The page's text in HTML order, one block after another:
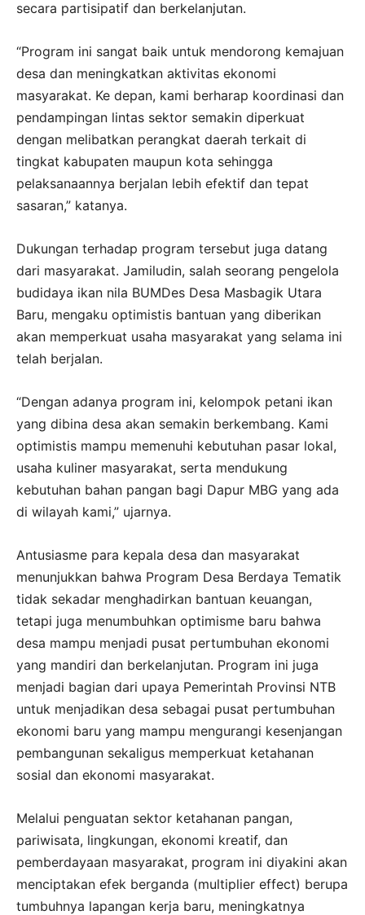
secara partisipatif dan berkelanjutan.
“Program ini sangat baik untuk mendorong kemajuan
desa dan meningkatkan aktivitas ekonomi
masyarakat. Ke depan, kami berharap koordinasi dan
pendampingan lintas sektor semakin diperkuat
dengan melibatkan perangkat daerah terkait di
tingkat kabupaten maupun kota sehingga
pelaksanaannya berjalan lebih efektif dan tepat
sasaran,” katanya.
Dukungan terhadap program tersebut juga datang
dari masyarakat. Jamiludin, salah seorang pengelola
budidaya ikan nila BUMDes Desa Masbagik Utara
Baru, mengaku optimistis bantuan yang diberikan
akan memperkuat usaha masyarakat yang selama ini
telah berjalan.
“Dengan adanya program ini, kelompok petani ikan
yang dibina desa akan semakin berkembang. Kami
optimistis mampu memenuhi kebutuhan pasar lokal,
usaha kuliner masyarakat, serta mendukung
kebutuhan bahan pangan bagi Dapur MBG yang ada
di wilayah kami,” ujarnya.
Antusiasme para kepala desa dan masyarakat
menunjukkan bahwa Program Desa Berdaya Tematik
tidak sekadar menghadirkan bantuan keuangan,
tetapi juga menumbuhkan optimisme baru bahwa
desa mampu menjadi pusat pertumbuhan ekonomi
yang mandiri dan berkelanjutan. Program ini juga
menjadi bagian dari upaya Pemerintah Provinsi NTB
untuk menjadikan desa sebagai pusat pertumbuhan
ekonomi baru yang mampu mengurangi kesenjangan
pembangunan sekaligus memperkuat ketahanan
sosial dan ekonomi masyarakat.
Melalui penguatan sektor ketahanan pangan,
pariwisata, lingkungan, ekonomi kreatif, dan
pemberdayaan masyarakat, program ini diyakini akan
menciptakan efek berganda (multiplier effect) berupa
tumbuhnya lapangan kerja baru, meningkatnya